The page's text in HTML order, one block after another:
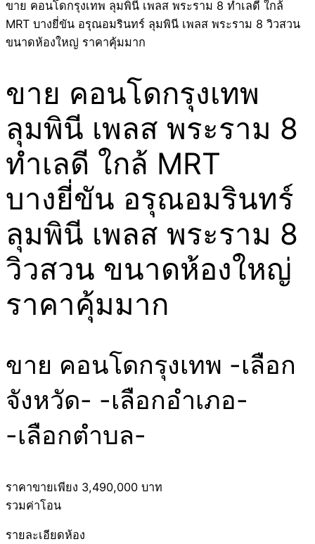
ขาย คอนโดกรุงเทพ ลุมพินี เพลส พระราม 8 ทำเลดี ใกล้
MRT บางยี่ขัน อรุณอมรินทร์ ลุมพินี เพลส พระราม 8 วิวสวน
ขนาดห้องใหญ่ ราคาคุ้มมาก
ขาย คอนโดกรุงเทพ
ลุมพินี เพลส พระราม 8
ทำเลดี ใกล้ MRT
บางยี่ขัน อรุณอมรินทร์
ลุมพินี เพลส พระราม 8
วิวสวน ขนาดห้องใหญ่
ราคาคุ้มมาก
ขาย คอนโดกรุงเทพ -เลือก
จังหวัด- -เลือกอำเภอ-
-เลือกตำบล-
ราคาขายเพียง 3,490,000 บาท
รวมค่าโอน
รายละเอียดห้อง